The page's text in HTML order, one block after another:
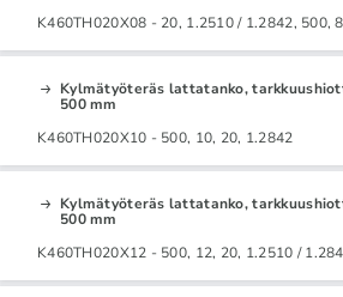
K460TH020X08 - 20, 1.2510 / 1.2842, 500, 8
Kylmätyöteräs lattatanko,
500 mm
K460TH020X10 - 500, 10, 20, 1.2842
Kylmätyöteräs lattatanko,
500 mm
K460TH020X12 - 500, 12, 20, 1.2510 /